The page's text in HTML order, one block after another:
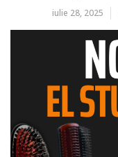
iulie 28, 2025